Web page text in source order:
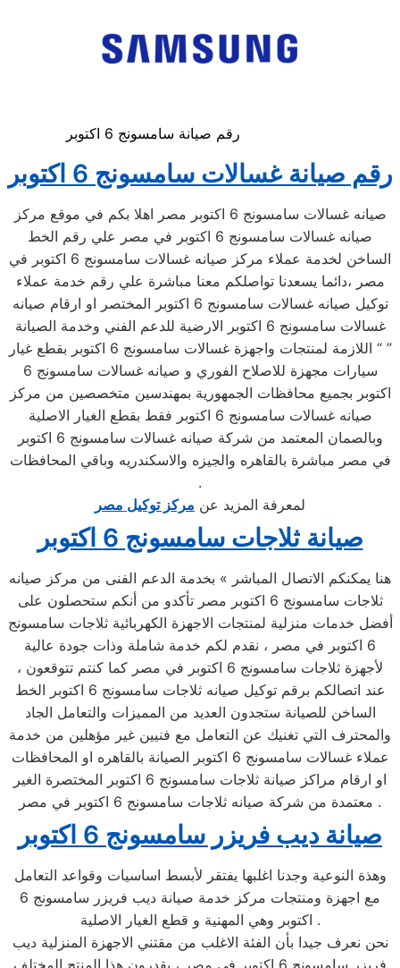
رقم صيانة سامسونج 6 اكتوبر
رقم صيانة غسالات سامسونج 6 اكتوبر
صيانه غسالات سامسونج 6 اكتوبر مصر اهلا بكم في موقع مركز
صيانه غسالات سامسونج 6 اكتوبر في مصر علي رقم الخط
الساخن لخدمة عملاء مركز صيانه غسالات سامسونج 6 اكتوبر في
مصر ،دائما يسعدنا تواصلكم معنا مباشرة علي رقم خدمة عملاء
توكيل صيانه غسالات سامسونج 6 اكتوبر المختصر او ارقام صيانه
غسالات سامسونج 6 اكتوبر الارضية للدعم الفني وخدمة الصيانة
اللازمة لمنتجات واجهزة غسالات سامسونج 6 اكتوبر بقطع غيار “ ”
سيارات مجهزة للاصلاح الفوري و صيانه غسالات سامسونج 6
اكتوبر بجميع محافظات الجمهورية بمهندسين متخصصين من مركز
صيانه غسالات سامسونج 6 اكتوبر فقط بقطع الغيار الاصلية
وبالصمان المعتمد من شركة صيانه غسالات سامسونج 6 اكتوبر
في مصر مباشرة بالقاهره والجيزه والاسكندريه وباقي المحافظات
.
لمعرفة المزيد عن مركز توكيل مصر
صيانة ثلاجات سامسونج 6 اكتوبر
هنا يمكنكم الاتصال المباشر » بخدمة الدعم الفنى من مركز صيانه
ثلاجات سامسونج 6 اكتوبر مصر تأكدو من أنكم ستحصلون على
أفضل خدمات منزلية لمنتجات الاجهزة الكهربائية ثلاجات سامسونج
6 اكتوبر في مصر ، نقدم لكم خدمة شاملة وذات جودة عالية
لأجهزة ثلاجات سامسونج 6 اكتوبر في مصر كما كنتم تتوقعون ،
عند اتصالكم برقم توكيل صيانه ثلاجات سامسونج 6 اكتوبر الخط
الساخن للصيانة ستجدون العديد من المميزات والتعامل الجاد
والمحترف التي تغنيك عن التعامل مع فنيين غير مؤهلين من خدمة
عملاء غسالات سامسونج 6 اكتوبر الصيانة بالقاهره او المحافظات
او ارقام مراكز صيانة ثلاجات سامسونج 6 اكتوبر المختصرة الغير
معتمدة من شركة صيانه ثلاجات سامسونج 6 اكتوبر في مصر .
صيانة ديب فريزر سامسونج 6 اكتوبر
وهذة النوعية وجدنا اغلبها يفتقر لأبسط اساسيات وقواعد التعامل
مع اجهزة ومنتجات مركز خدمة صيانة ديب فريزر سامسونج 6
اكتوبر وهي المهنية و قطع الغيار الاصلية .
نحن نعرف جيدا بأن الفئة الاغلب من مقتني الاجهزة المنزلية ديب
فريزر سامسونج 6 اكتوبر في مصر ، يقدرون هذا المنتج المختلف